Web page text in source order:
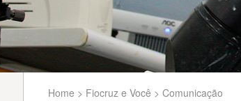
Home > Fiocruz e Você > Comunicação